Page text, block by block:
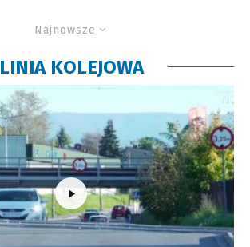
Najnowsze
LINIA KOLEJOWA